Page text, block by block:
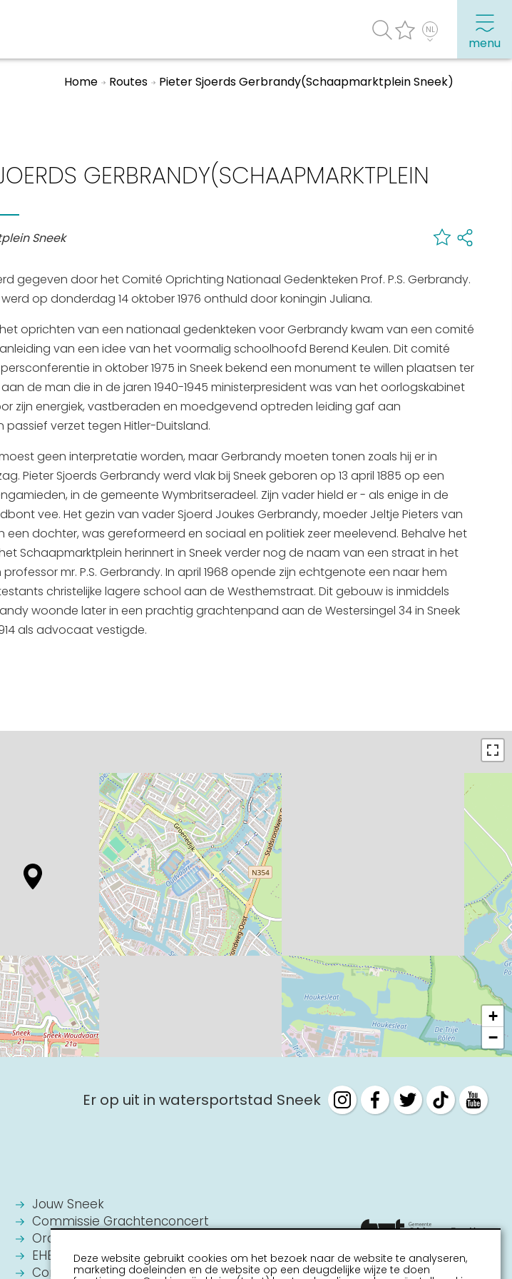
menu
Jouw Sneek
Other languages
Vakantie vieren in Sneek
Webcams
De leukste routes
Interactieve plattegrond van
Winkelen in Sneek
Bootverhuur
Home Routes Pieter Sjoerds Gerbrandy(Schaapmarktplein Sneek)
GERBRANDY(SCHAAPMARKTPLEIN
Sneek
gegeven door het Comité Oprichting Nationaal Gedenkteken Prof. P.S. Gerbrandy.
op donderdag 14 oktober 1976 onthuld door koningin Juliana.
oprichten van een nationaal gedenkteken voor Gerbrandy kwam van een comité
van een idee van het voormalig schoolhoofd Berend Keulen. Dit comité
in oktober 1975 in Sneek bekend een monument te willen plaatsen ter
de man die in de jaren 1940-1945 ministerpresident was van het oorlogskabinet
zijn energiek, vastberaden en moedgevend optreden leiding gaf aan
passief verzet tegen Hitler-Duitsland.
geen interpretatie worden, maar Gerbrandy moeten tonen zoals hij er in
Pieter Sjoerds Gerbrandy werd vlak bij Sneek geboren op 13 april 1885 op een
in de gemeente Wymbritseradeel. Zijn vader hield er - als enige in de
vee. Het gezin van vader Sjoerd Joukes Gerbrandy, moeder Jeltje Pieters van
een dochter, was gereformeerd en sociaal en politiek zeer meelevend. Behalve het
Schaapmarktplein herinnert in Sneek verder nog de naam van een straat in het
mr. P.S. Gerbrandy. In april 1968 opende zijn echtgenote een naar hem
christelijke lagere school aan de Westhemstraat. Dit gebouw is inmiddels
woonde later in een prachtig grachtenpand aan de Westersingel 34 in Sneek
als advocaat vestigde.
+
−
Er op uit in watersportstad Sneek
Jouw Sneek
Commissie Grachtenconcert
Oranje Vereniging Sneek
EHBO Hulpverlening Sneek
Contact
Deze website gebruikt cookies om het bezoek naar de website te analyseren,
marketing doeleinden en de website op een deugdelijke wijze te doen